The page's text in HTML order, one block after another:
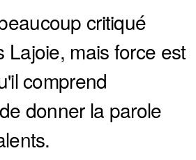
critiqué
Lajoie, mais force est
comprend
donner la parole